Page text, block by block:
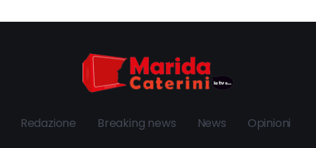
Redazione Breaking news News Opinioni